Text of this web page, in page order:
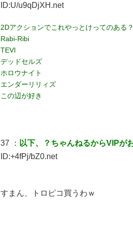
ID:U/u9qDjXH.net
2Dアクションでこれやっとけってのある？
Rabi-Ribi
TEVI
デッドセルズ
ホロウナイト
エンダーリリィズ
この辺が好き
37 ： 以下、？ちゃんねるからVIPが
ID:+4fPj/bZ0.net
すまん、トロピコ買うわｗ